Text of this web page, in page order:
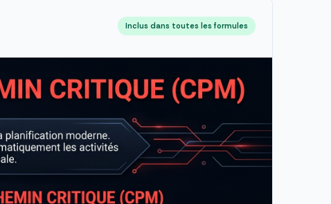
Inclus dans toutes les formules